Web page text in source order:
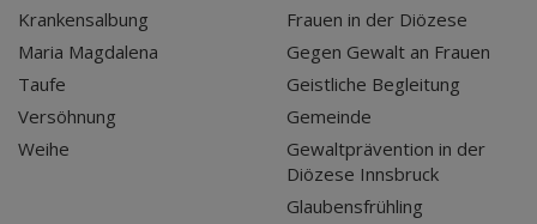
Krankensalbung
Maria Magdalena
Taufe
Versöhnung
Weihe
Frauen in der Diözese
Gegen Gewalt an Frauen
Geistliche Begleitung
Gemeinde
Gewaltprävention in der
Diözese Innsbruck
Glaubensfrühling